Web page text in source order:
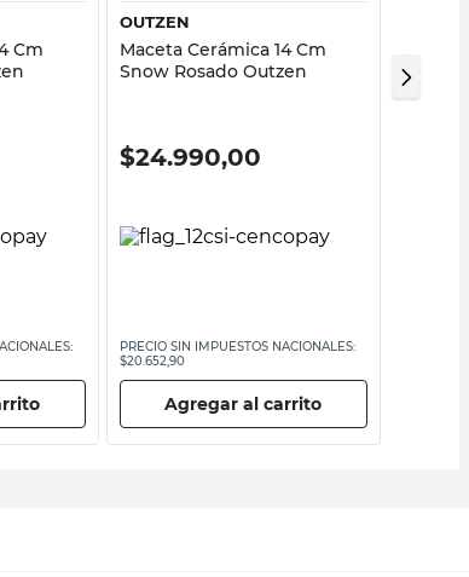
Cm
OUTZEN
Maceta Cerámica 14 Cm
Snow Rosado Outzen
$24.990,00
PRECIO SIN IMPUESTOS NACIONALES:
$20.652,90
Agregar al carrito